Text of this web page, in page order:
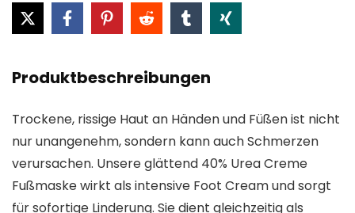
Produktbeschreibungen
Trockene, rissige Haut an Händen und Füßen ist nicht
nur unangenehm, sondern kann auch Schmerzen
verursachen. Unsere glättend 40% Urea Creme
Fußmaske wirkt als intensive Foot Cream und sorgt
für sofortige Linderung. Sie dient gleichzeitig als